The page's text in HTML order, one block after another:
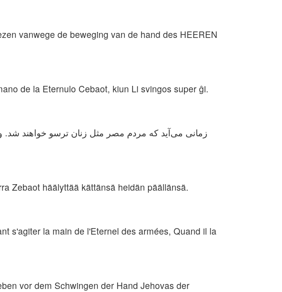
vanwege de beweging van de hand des HEEREN
de la Eternulo Cebaot, kiun Li svingos super ĝi.
زمانی می‌آید که مردم مصر مثل زنان ترسو خواهند شد.
Zebaot häälyttää kättänsä heidän päällänsä.
s'agiter la main de l'Eternel des armées, Quand il la
vor dem Schwingen der Hand Jehovas der